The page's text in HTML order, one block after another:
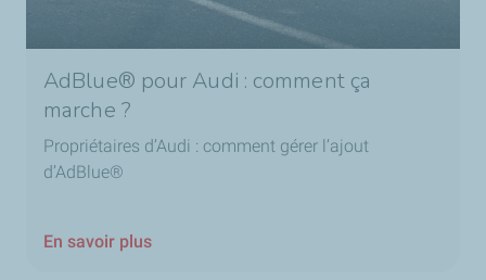
AdBlue® pour Audi : comment ça
marche ?
Propriétaires d’Audi : comment gérer l’ajout
d’AdBlue®
En savoir plus